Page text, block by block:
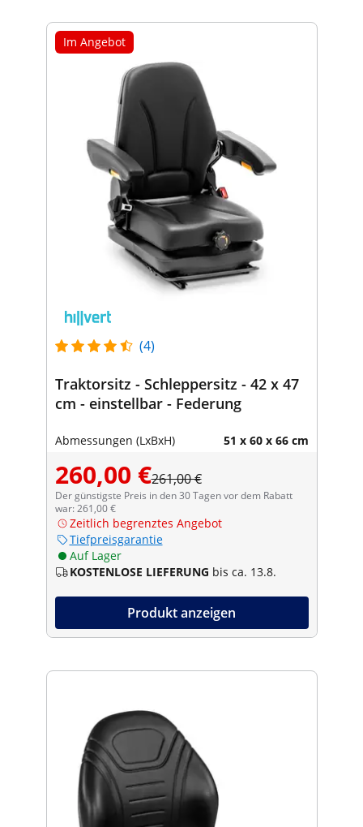
Im Angebot
(4)
Traktorsitz - Schleppersitz - 42 x 47
cm - einstellbar - Federung
Abmessungen (LxBxH) 51 x 60 x 66 cm
260,00 €261,00 €
Der günstigste Preis in den 30 Tagen vor dem Rabatt
war: 261,00 €
Zeitlich begrenztes Angebot
Tiefpreisgarantie
Auf Lager
KOSTENLOSE LIEFERUNG bis ca. 13.8.
Produkt anzeigen